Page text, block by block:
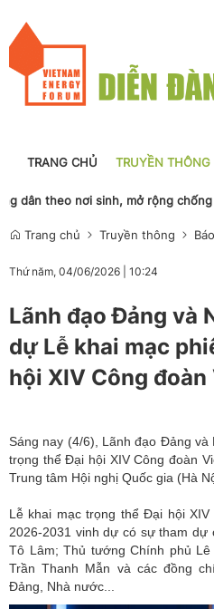
TRANG CHỦ TRUYỀN THÔNG
nơi sinh, mở rộng chống “du lịch
Trang chủ Truyền thông
Thứ năm, 04/06/2026 10:24
Lãnh đạo Đảng và
dự Lễ khai mạc
hội XIV Công đoàn
Sáng nay (4/6), Lãnh đạo Đảng
trọng thể Đại hội XIV Công đoàn
Trung tâm Hội nghị Quốc gia (Hà
Lễ khai mạc trọng thể Đại hội
2026-2031 vinh dự có sự tham
Tô Lâm; Thủ tướng Chính phủ
Trần Thanh Mẫn và các đồng
Đảng, Nhà nước...